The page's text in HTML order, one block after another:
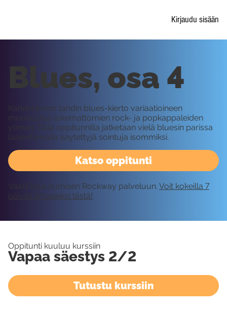
Kirjaudu sisään
Katso oppitunti
Blues, osa 4
Kahdentoista tahdin blues-kierto variaatioineen
muodostaa lukemattomien rock- ja popkappaleiden
ytimen. Tällä oppitunnilla jatketaan vielä bluesin parissa
laajentamalla käytettyjä sointuja isommiksi.
Vaatii kirjautumisen Rockway palveluun. Voit kokeilla 7
päivää ilmaiseksi tästä!
Oppitunti kuuluu kurssiin
Vapaa säestys 2/2
Tutustu kurssiin